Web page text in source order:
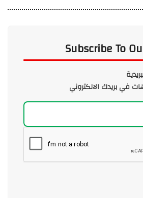
Subscribe To
في بريدك الالكتروني